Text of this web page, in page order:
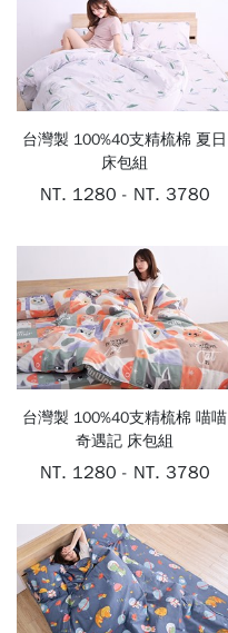
COMFORTER
床
MATTRES
冬
季
商
品
童
三
件
組
會
登
入/
冊
台灣製 100%40支精梳棉 夏日
床包組
NT. 1280 - NT. 3780
台灣製 100%40支精梳棉 喵喵
奇遇記 床包組
NT. 1280 - NT. 3780